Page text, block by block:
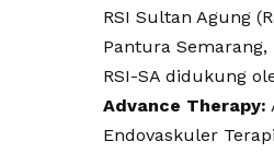
​RSI Sultan Agung
Pantura
RSI-SA didukung
​Advance Therapy:
Endovaskuler